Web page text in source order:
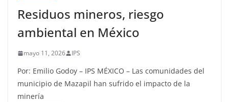
Residuos mineros, riesgo
ambiental en México
mayo 11, 2026 IPS
Por: Emilio Godoy – IPS MÉXICO – Las comunidades del
municipio de Mazapil han sufrido el impacto de la
minería